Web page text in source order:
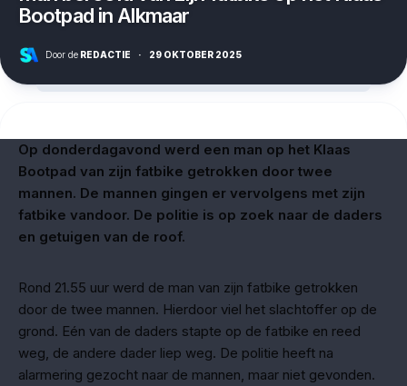
Bootpad in Alkmaar
Door de REDACTIE · 29 OKTOBER 2025
Op donderdagavond werd een man op het Klaas
Bootpad van zijn fatbike getrokken door twee
mannen. De mannen gingen er vervolgens met zijn
fatbike vandoor. De politie is op zoek naar de daders
en getuigen van de roof.
Rond 21.55 uur werd de man van zijn fatbike getrokken
door de twee mannen. Hierdoor viel het slachtoffer op de
grond. Eén van de daders stapte op de fatbike en reed
weg, de andere dader liep weg. De politie heeft na
alarmering gezocht naar de mannen, maar niet gevonden.